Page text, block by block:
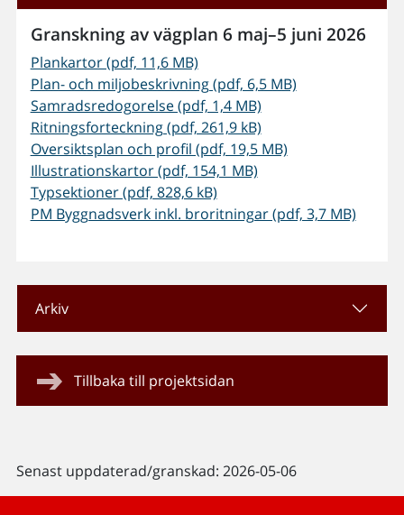
Granskning av vägplan 6 maj–5 juni 2026
Plankartor (pdf, 11,6 MB)
Plan- och miljobeskrivning (pdf, 6,5 MB)
Samradsredogorelse (pdf, 1,4 MB)
Ritningsforteckning (pdf, 261,9 kB)
Oversiktsplan och profil (pdf, 19,5 MB)
Illustrationskartor (pdf, 154,1 MB)
Typsektioner (pdf, 828,6 kB)
PM Byggnadsverk inkl. broritningar (pdf, 3,7 MB)
Arkiv
Tillbaka till projektsidan
Senast uppdaterad/granskad: 2026-05-06